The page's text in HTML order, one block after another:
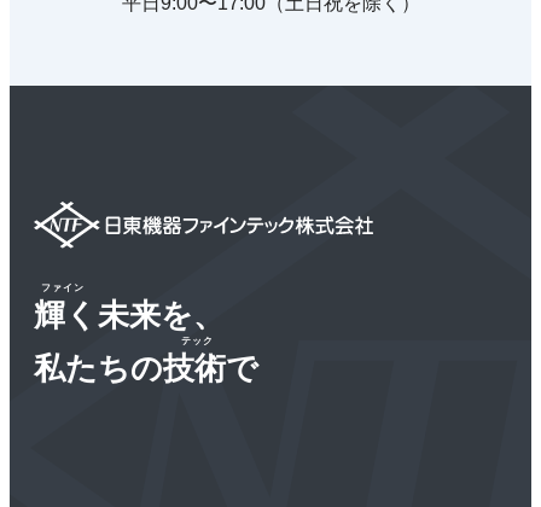
ファイン
輝く未来を、
私たちの技術で
テック